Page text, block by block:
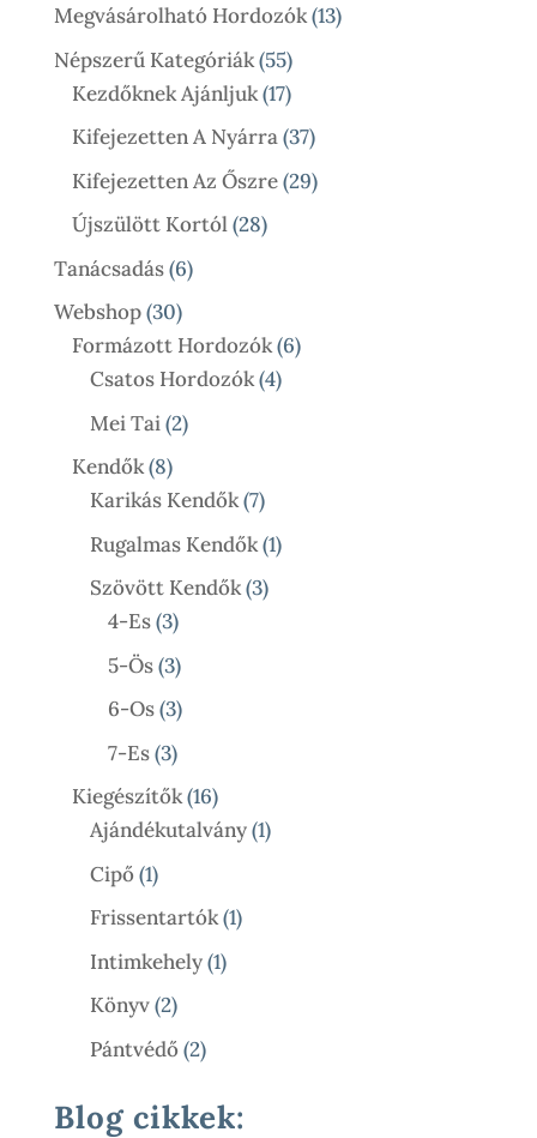
Megvásárolható Hordozók 1313
Népszerű Kategóriák 5555
Termék
Kezdőknek Ajánljuk 1717
Termék
Kifejezetten A Nyárra 3737
Termék
Kifejezetten Az Őszre 2929
Újszülött Kortól 2828
Tanácsadás 66
Webshop 3030
Termék
Formázott Hordozók 66
Csatos Hordozók 44
Mei Tai 22
Kendők 88
Termék
Karikás Kendők 77
Termék
Rugalmas Kendők 11
Szövött Kendők 33
4-Es 33
Termék
5-Ös 33
Termék
6-Os 33
Termék
7-Es 33
Termék
Kiegészítők 1616
Termék
Ajándékutalvány 11
Cipő 11
Termék
Frissentartók 11
Intimkehely 11
Könyv 22
Termék
Pántvédő 22
Blog cikkek: